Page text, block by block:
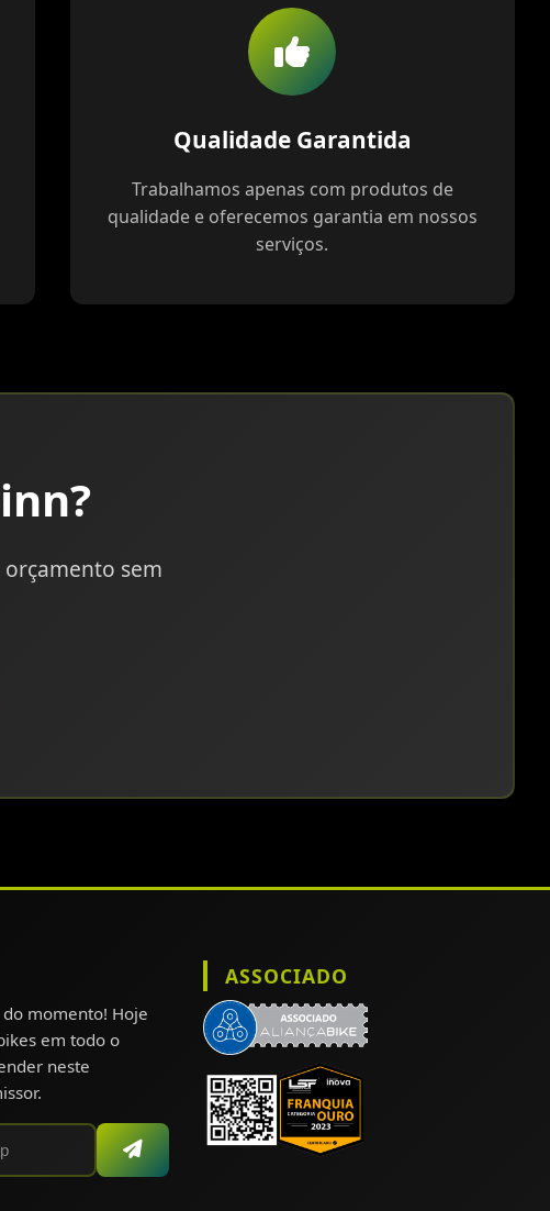
Qualidade Garantida
Trabalhamos apenas com produtos de
qualidade e oferecemos garantia em nossos
serviços.
sem
momento! Hoje
em todo o
neste
ASSOCIADO